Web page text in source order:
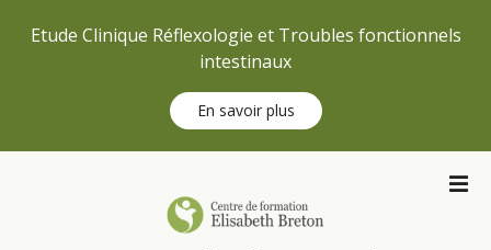
Etude Clinique Réflexologie et Troubles fonctionnels
intestinaux
En savoir plus